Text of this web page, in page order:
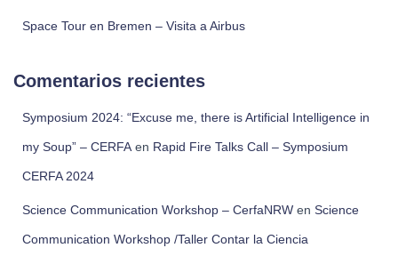
Space Tour en Bremen – Visita a Airbus
Comentarios recientes
Symposium 2024: “Excuse me, there is Artificial Intelligence in
my Soup” – CERFA en Rapid Fire Talks Call – Symposium
CERFA 2024
Science Communication Workshop – CerfaNRW en Science
Communication Workshop /Taller Contar la Ciencia